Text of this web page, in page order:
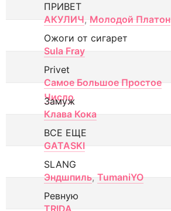
ПРИВЕТ
АКУЛИЧ, Молодой Платон
Ожоги от сигарет
Sula Fray
Privet
Самое Большое Простое
Число
Замуж
Клава Кока
ВСЕ ЕЩЕ
GATASKI
SLANG
Эндшпиль, TumaniYO
Ревную
TRIDA